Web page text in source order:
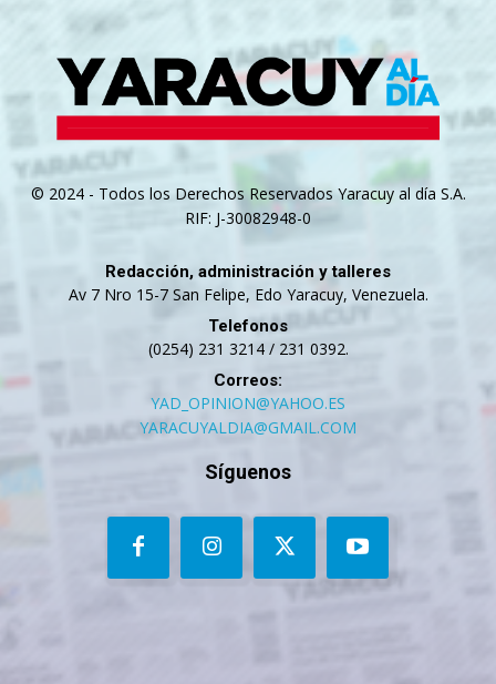
© 2024 - Todos los Derechos Reservados Yaracuy al día S.A.
RIF: J-30082948-0
Redacción, administración y talleres
Av 7 Nro 15-7 San Felipe, Edo Yaracuy, Venezuela.
Telefonos
(0254) 231 3214 / 231 0392.
Correos:
YAD_OPINION@YAHOO.ES
YARACUYALDIA@GMAIL.COM
Síguenos